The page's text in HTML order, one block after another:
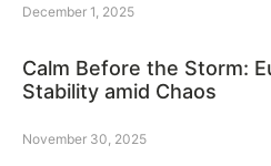
December 1, 2025
Calm Before the Storm:
Stability amid Chaos
November 30, 2025